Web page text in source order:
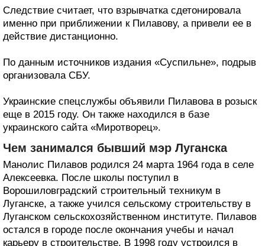
Следствие считает, что взрывчатка сдетонировала
именно при приближении к Пилавову, а привели ее в
действие дистанционно.
По данным источников издания «Суспильне», подрыв
организовала СБУ.
Украинские спецслужбы объявили Пилавова в розыск
еще в 2015 году. Он также находился в базе
украинского сайта «Миротворец».
Чем занимался бывший мэр Луганска
Манолис Пилавов родился 24 марта 1964 года в селе
Алексеевка. После школы поступил в
Ворошиловградский строительный техникум в
Луганске, а также учился сельскому строительству в
Луганском сельскохозяйственном институте. Пилавов
остался в городе после окончания учебы и начал
карьеру в строительстве. В 1998 году устроился в